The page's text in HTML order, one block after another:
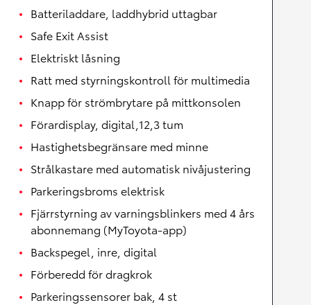
Batteriladdare, laddhybrid uttagbar
Safe Exit Assist
Elektriskt låsning
Ratt med styrningskontroll för multimedia
Knapp för strömbrytare på mittkonsolen
Förardisplay, digital,12,3 tum
Hastighetsbegränsare med minne
Strålkastare med automatisk nivåjustering
Parkeringsbroms elektrisk
Fjärrstyrning av varningsblinkers med 4 års
abonnemang (MyToyota-app)
Backspegel, inre, digital
Förberedd för dragkrok
Parkeringssensorer bak, 4 st